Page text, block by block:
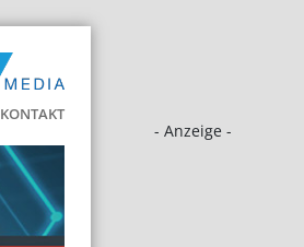
KONTAKT
- Anzeige -